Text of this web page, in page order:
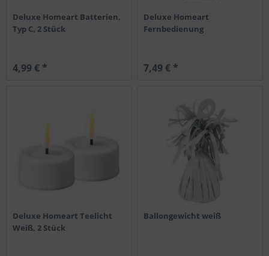
Deluxe Homeart Batterien,
Typ C, 2 Stück
4,99 € *
Deluxe Homeart
Fernbedienung
7,49 € *
Deluxe Homeart Teelicht
Weiß, 2 Stück
Ballongewicht weiß